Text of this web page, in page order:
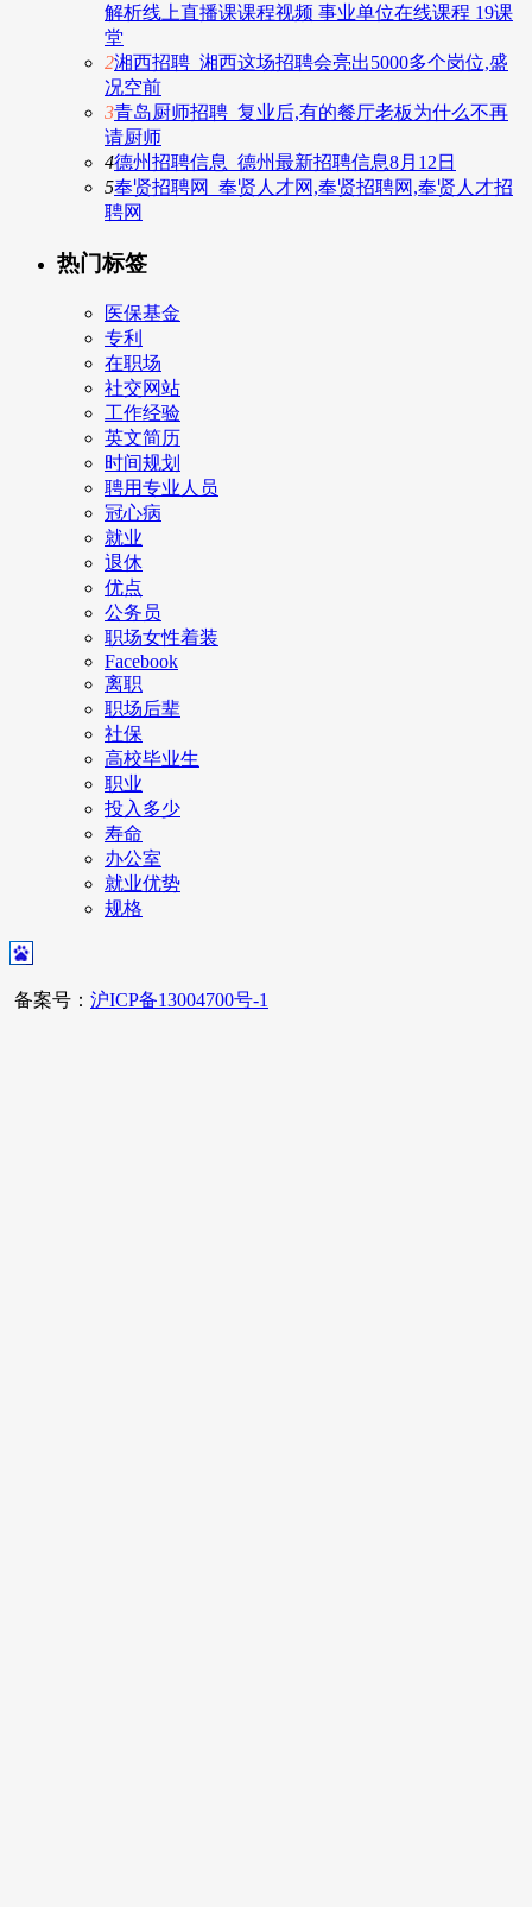
解析线上直播课课程视频 事业单位在线课程 19课
堂
2湘西招聘_湘西这场招聘会亮出5000多个岗位,盛
况空前
3青岛厨师招聘_复业后,有的餐厅老板为什么不再
请厨师
4德州招聘信息_德州最新招聘信息8月12日
5奉贤招聘网_奉贤人才网,奉贤招聘网,奉贤人才招
聘网
热门标签
医保基金
专利
在职场
社交网站
工作经验
英文简历
时间规划
聘用专业人员
冠心病
就业
退休
优点
公务员
职场女性着装
Facebook
离职
职场后辈
社保
高校毕业生
职业
投入多少
寿命
办公室
就业优势
规格
备案号： 沪ICP备13004700号-1